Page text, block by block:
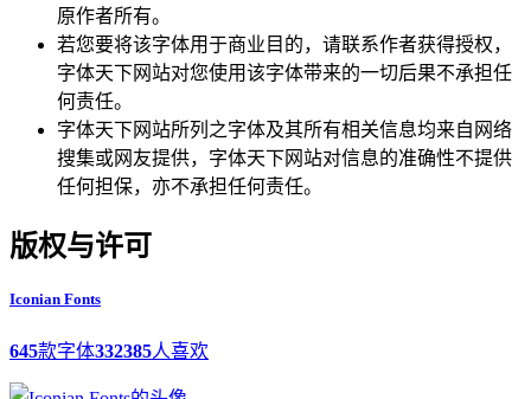
原作者所有。
若您要将该字体用于商业目的，请联系作者获得授权，
字体天下网站对您使用该字体带来的一切后果不承担任
何责任。
字体天下网站所列之字体及其所有相关信息均来自网络
搜集或网友提供，字体天下网站对信息的准确性不提供
任何担保，亦不承担任何责任。
版权与许可
Iconian Fonts
645款字体332385人喜欢